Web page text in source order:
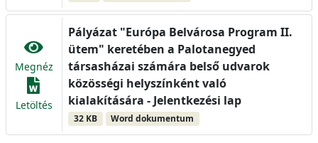
Megnéz
Letöltés
Pályázat "Európa Belvárosa Program II.
ütem" keretében a Palotanegyed
társasházai számára belső udvarok
közösségi helyszínként való
kialakítására - Jelentkezési lap
32 KB Word dokumentum